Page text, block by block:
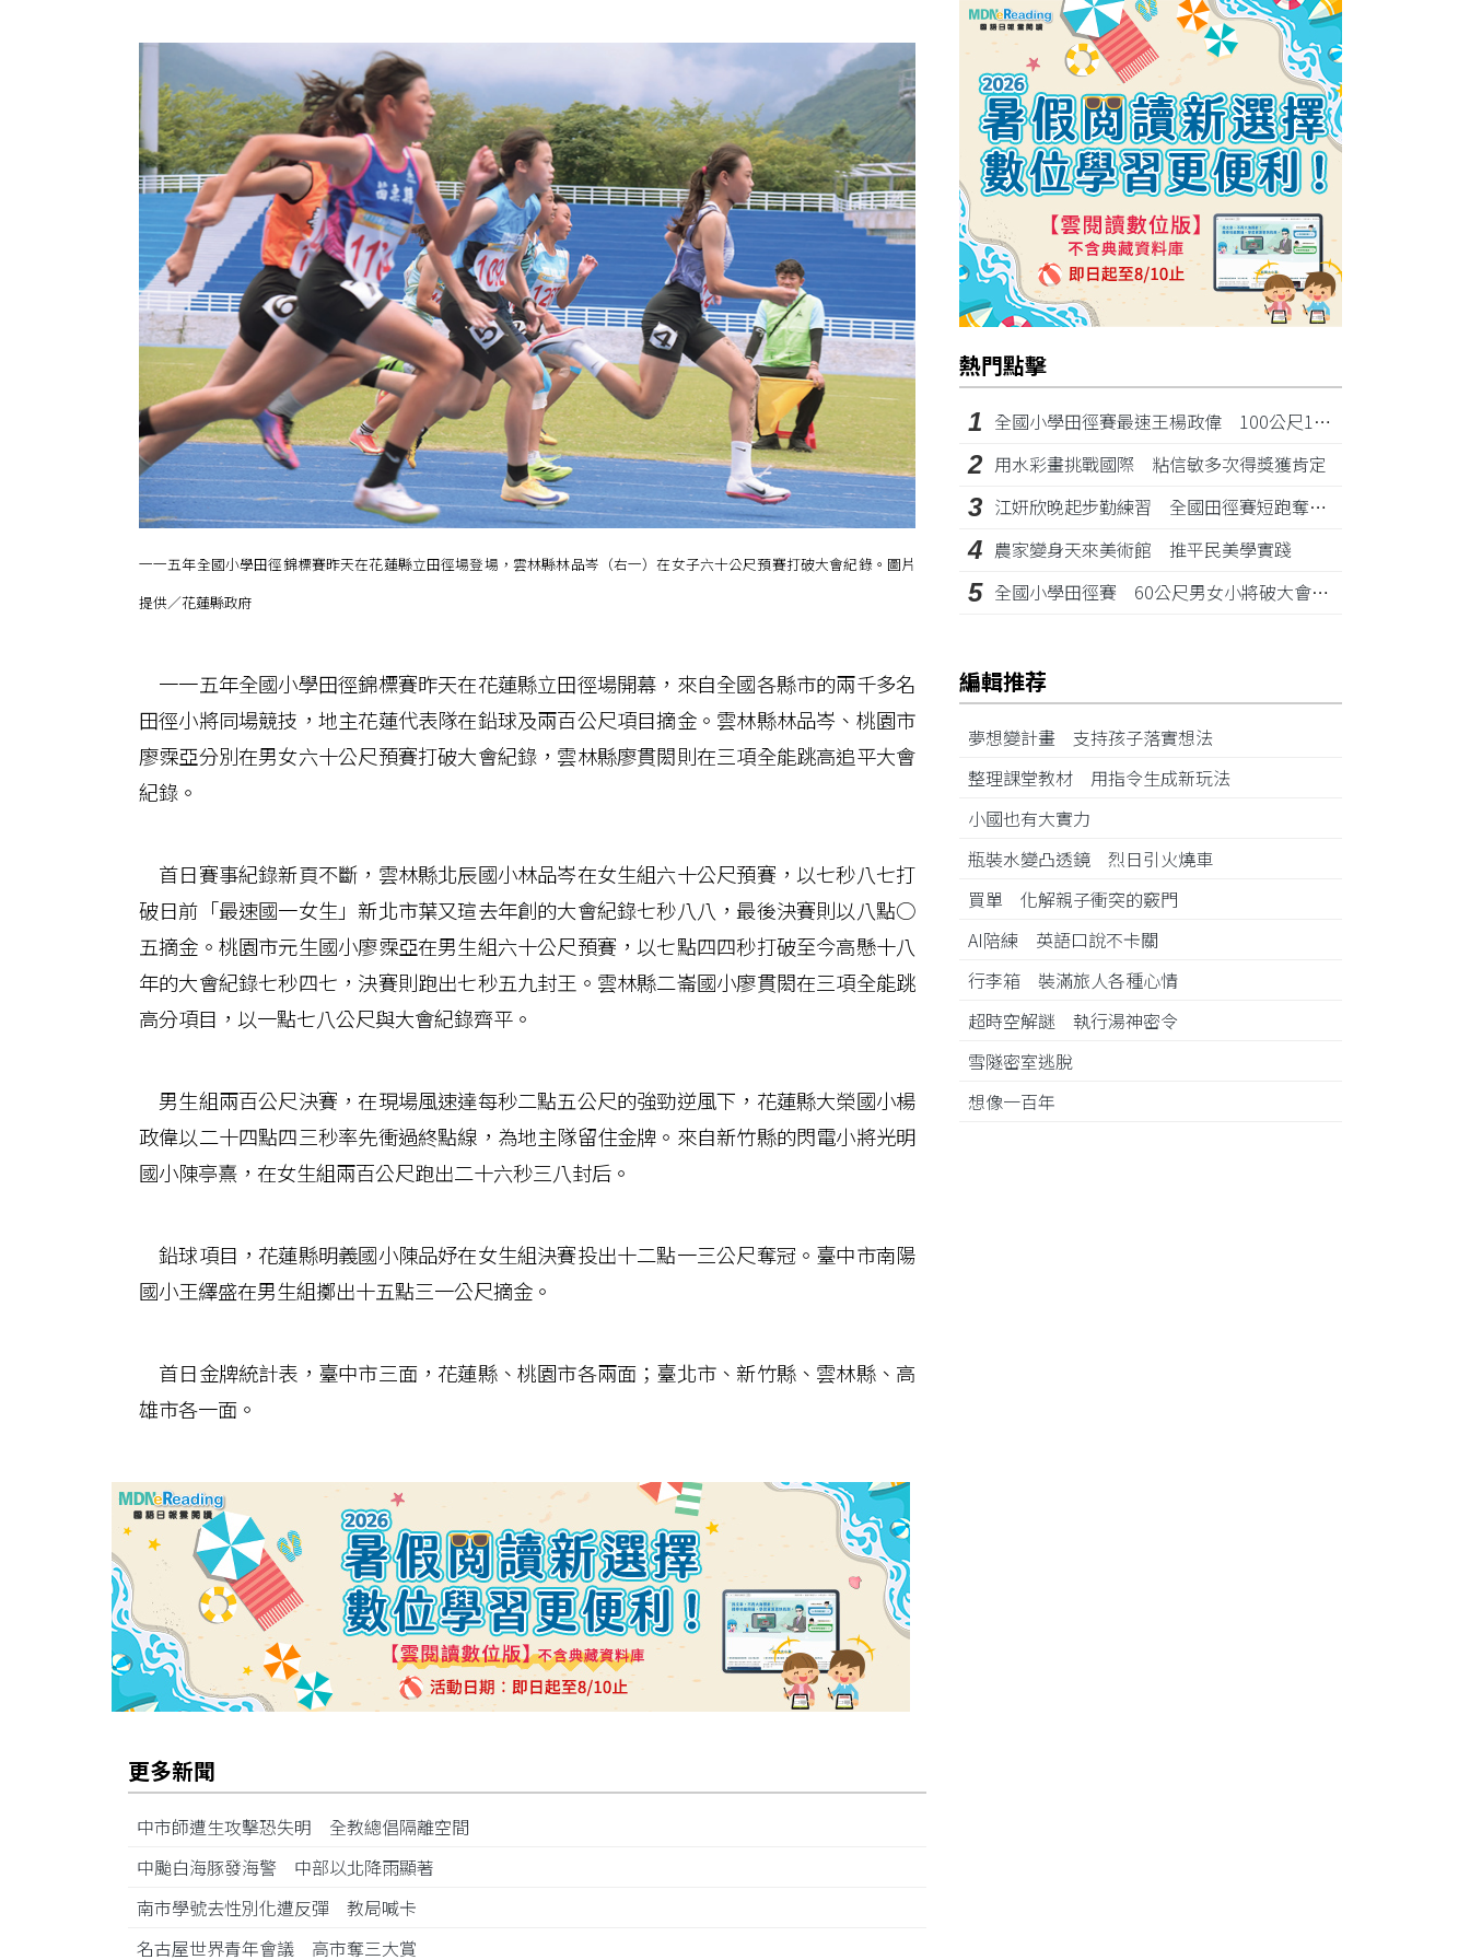
一一五年全國小學田徑錦標賽昨天在花蓮縣立田徑場登場，雲林縣林品岑（右一）在女子六十公尺預賽打破大會紀錄。圖片
提供／花蓮縣政府
一一五年全國小學田徑錦標賽昨天在花蓮縣立田徑場開幕，來自全國各縣市的兩千多名
田徑小將同場競技，地主花蓮代表隊在鉛球及兩百公尺項目摘金。雲林縣林品岑、桃園市
廖霂亞分別在男女六十公尺預賽打破大會紀錄，雲林縣廖貫閎則在三項全能跳高追平大會
紀錄。
首日賽事紀錄新頁不斷，雲林縣北辰國小林品岑在女生組六十公尺預賽，以七秒八七打
破日前「最速國一女生」新北市葉又瑄去年創的大會紀錄七秒八八，最後決賽則以八點○
五摘金。桃園市元生國小廖霂亞在男生組六十公尺預賽，以七點四四秒打破至今高懸十八
年的大會紀錄七秒四七，決賽則跑出七秒五九封王。雲林縣二崙國小廖貫閎在三項全能跳
高分項目，以一點七八公尺與大會紀錄齊平。
男生組兩百公尺決賽，在現場風速達每秒二點五公尺的強勁逆風下，花蓮縣大榮國小楊
政偉以二十四點四三秒率先衝過終點線，為地主隊留住金牌。來自新竹縣的閃電小將光明
國小陳亭熹，在女生組兩百公尺跑出二十六秒三八封后。
鉛球項目，花蓮縣明義國小陳品妤在女生組決賽投出十二點一三公尺奪冠。臺中市南陽
國小王繹盛在男生組擲出十五點三一公尺摘金。
首日金牌統計表，臺中市三面，花蓮縣、桃園市各兩面；臺北市、新竹縣、雲林縣、高
雄市各一面。
更多新聞
中市師遭生攻擊恐失明 全教總倡隔離空間
中颱白海豚發海警 中部以北降雨顯著
南市學號去性別化遭反彈 教局喊卡
名古屋世界青年會議 高市奪三大賞
熱門點擊
1 全國小學田徑賽最速王楊政偉 100公尺11秒87奪金
2 用水彩畫挑戰國際 粘信敏多次得獎獲肯定
3 江姸欣晚起步勤練習 全國田徑賽短跑奪金摘銅
4 農家變身天來美術館 推平民美學實踐
5 全國小學田徑賽 60公尺男女小將破大會紀錄
編輯推荐
夢想變計畫 支持孩子落實想法
整理課堂教材 用指令生成新玩法
小國也有大實力
瓶裝水變凸透鏡 烈日引火燒車
買單 化解親子衝突的竅門
AI陪練 英語口說不卡關
行李箱 裝滿旅人各種心情
超時空解謎 執行湯神密令
雪隧密室逃脫
想像一百年